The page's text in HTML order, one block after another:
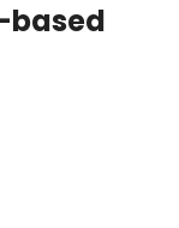
based